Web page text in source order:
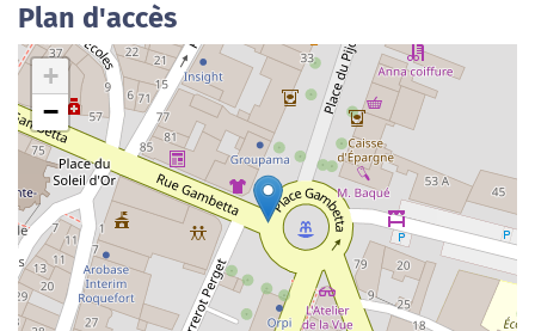
Plan d'accès
+
−